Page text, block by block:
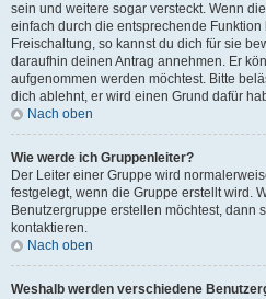
sein und weitere sogar versteckt. Wenn
einfach durch die entsprechende
Freischaltung, so kannst du dich für sie
daraufhin deinen Antrag annehmen. Er
aufgenommen werden möchtest. Bitte
dich ablehnt, er wird einen Grund dafür
Nach oben
Wie werde ich Gruppenleiter?
Der Leiter einer Gruppe wird
festgelegt, wenn die Gruppe erstellt wird.
Benutzergruppe erstellen möchtest, dann
kontaktieren.
Nach oben
Weshalb werden verschiedene